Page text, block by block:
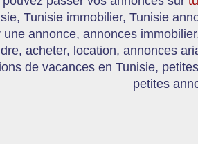
Tunisie immobilier, Tunisie
une annonce, annonces
acheter, location, annonces
de vacances en Tunisie,
petites